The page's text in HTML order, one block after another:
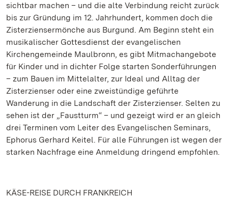
sichtbar machen – und die alte Verbindung reicht zurück
bis zur Gründung im 12. Jahrhundert, kommen doch die
Zisterziensermönche aus Burgund. Am Beginn steht ein
musikalischer Gottesdienst der evangelischen
Kirchengemeinde Maulbronn, es gibt Mitmachangebote
für Kinder und in dichter Folge starten Sonderführungen
– zum Bauen im Mittelalter, zur Ideal und Alltag der
Zisterzienser oder eine zweistündige geführte
Wanderung in die Landschaft der Zisterzienser. Selten zu
sehen ist der „Faustturm“ – und gezeigt wird er an gleich
drei Terminen vom Leiter des Evangelischen Seminars,
Ephorus Gerhard Keitel. Für alle Führungen ist wegen der
starken Nachfrage eine Anmeldung dringend empfohlen.
KÄSE-REISE DURCH FRANKREICH